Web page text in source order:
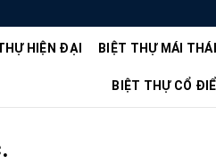
HIỆN ĐẠI BIỆT THỰ MÁI
BIỆT THỰ CỔ